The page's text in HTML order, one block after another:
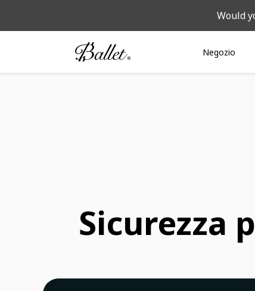
Would
Negozio
Sicurezza